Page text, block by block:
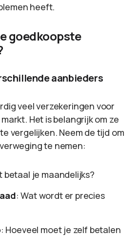
heeft.
goedkoopste
aanbieders
veel verzekeringen voor
Het is belangrijk om ze
vergelijken. Neem de tijd om
te nemen:
betaal je maandelijks?
: Wat wordt er precies
: Hoeveel moet je zelf betalen